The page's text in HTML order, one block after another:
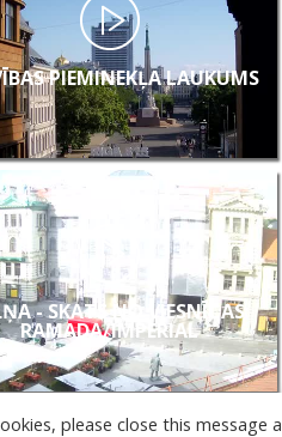
PIEMINEKĻA LAUKUMS
- SKATS NO VIESNĪCAS
RAMADA/IMPERIAL
please close this message